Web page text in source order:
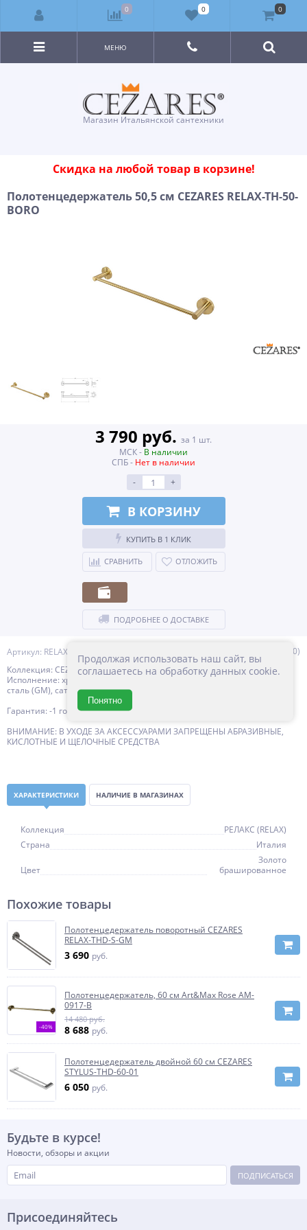
Магазин Итальянской сантехники
МЕНЮ
Скидка на любой товар в корзине!
Полотенцедержатель 50,5 см CEZARES RELAX-TH-50-
BORO
Артикул: RELAX-TH-50-BORO
(0)
Коллекция: CEZARES
Исполнение: хром (01), брашированное золото (BORO), оружейная
сталь (GM), сатин (IN), черный матовый (NOP)
Гарантия: -1 год с даты продажи
ВНИМАНИЕ: В УХОДЕ ЗА АКСЕССУАРАМИ ЗАПРЕЩЕНЫ АБРАЗИВНЫЕ,
КИСЛОТНЫЕ И ЩЕЛОЧНЫЕ СРЕДСТВА
3 790 руб. за 1 шт.
МСК - В наличии
СПБ - Нет в наличии
-
+
В КОРЗИНУ
КУПИТЬ В 1 КЛИК
СРАВНИТЬ ОТЛОЖИТЬ
ПОДРОБНЕЕ О ДОСТАВКЕ
ХАРАКТЕРИСТИКИ НАЛИЧИЕ В МАГАЗИНАХ
Коллекция
РЕЛАКС (RELAX)
Страна
Италия
Цвет
Золото
брашированное
Похожие товары
Полотенцедержатель поворотный CEZARES
RELAX-THD-S-GM
3 690 руб.
-40%
Полотенцедержатель, 60 см Art&Max Rose AM-
0917-B
14 480 руб.
8 688 руб.
Полотенцедержатель двойной 60 см CEZARES
STYLUS-THD-60-01
6 050 руб.
Будьте в курсе!
Новости, обзоры и акции
ПОДПИСАТЬСЯ
Присоединяйтесь
0 0 0
Продолжая использовать наш сайт, вы
соглашаетесь на обработку данных cookie.
Понятно